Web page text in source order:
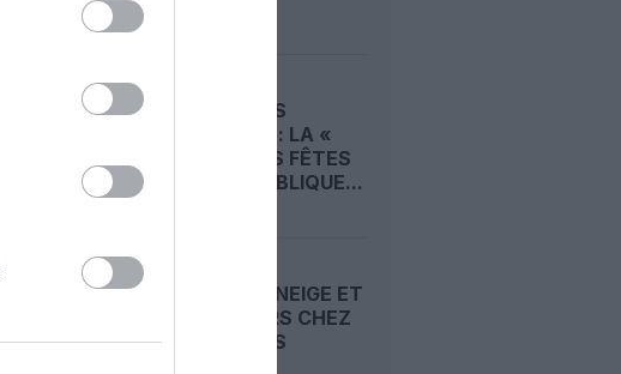
VACANCES
TRANSAT : LA «
MAGIE DES FÊTES
» EN RÉPUBLIQUE...
COMBINÉ NEIGE ET
COCOTIERS CHEZ
VACANCES